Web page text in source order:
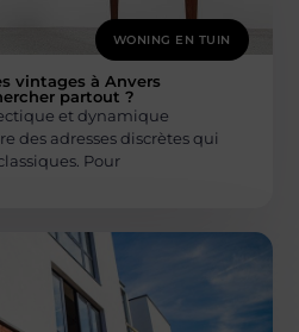
WONING EN TUIN
vintages à Anvers
partout ?
et dynamique
des adresses discrètes qui
Pour